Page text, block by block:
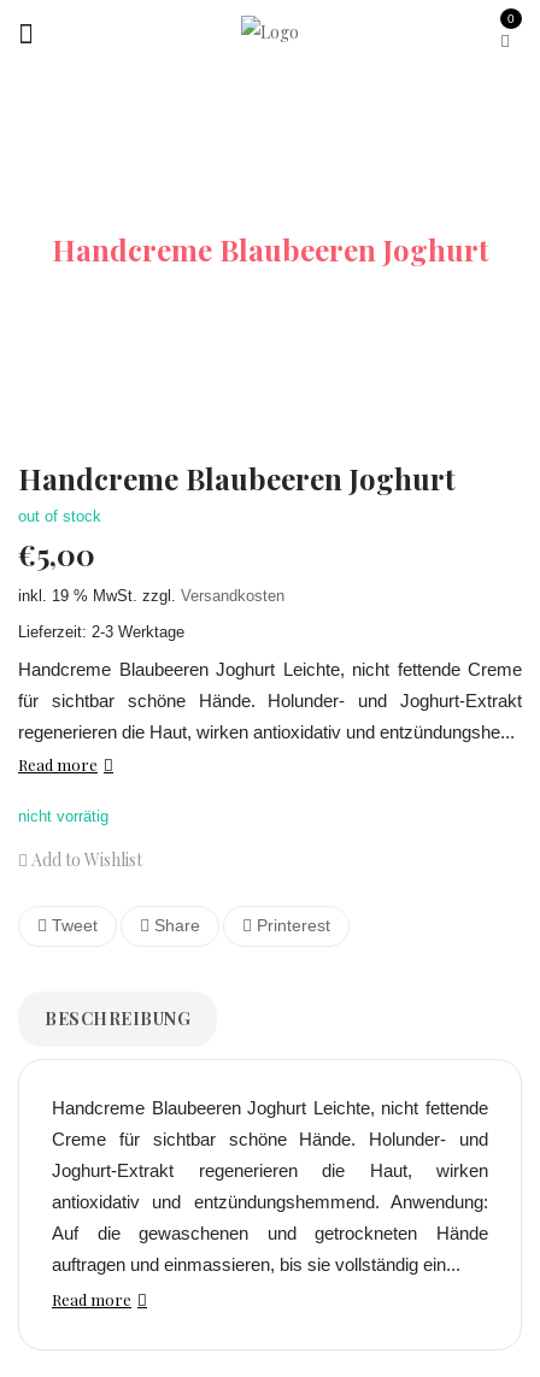
0
Handcreme Blaubeeren Joghurt
Handcreme Blaubeeren Joghurt
out of stock
€5,00
inkl. 19 % MwSt. zzgl. Versandkosten
Lieferzeit: 2-3 Werktage
Handcreme Blaubeeren Joghurt Leichte, nicht fettende Creme
für sichtbar schöne Hände. Holunder- und Joghurt-Extrakt
regenerieren die Haut, wirken antioxidativ und entzündungshe...
Read more
nicht vorrätig
Add to Wishlist
Tweet Share Printerest
BESCHREIBUNG
Handcreme Blaubeeren Joghurt Leichte, nicht fettende
Creme für sichtbar schöne Hände. Holunder- und
Joghurt-Extrakt regenerieren die Haut, wirken
antioxidativ und entzündungshemmend. Anwendung:
Auf die gewaschenen und getrockneten Hände
auftragen und einmassieren, bis sie vollständig ein...
Read more